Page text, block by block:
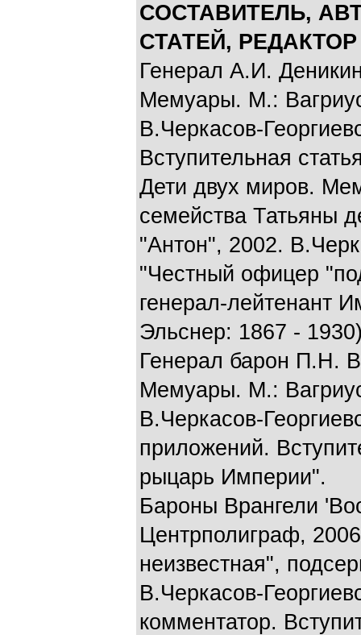
СОСТАВИТЕЛЬ,
СТАТЕЙ,
Генерал А.И.
Мемуары. М.:
В.Черкасов-
Вступительная
Дети двух миров.
семейства Татьяны
"Антон", 2002.
"Честный офицер
генерал-лейтенант
Эльснер: 1867 -
Генерал барон П.Н.
Мемуары. М.:
В.Черкасов-
приложений.
рыцарь Империи".
Бароны Врангели
Центрполиграф,
неизвестная",
В.Черкасов-
комментатор.